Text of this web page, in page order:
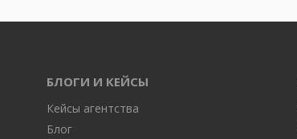
БЛОГИ И КЕЙСЫ
Кейсы агентства
Блог